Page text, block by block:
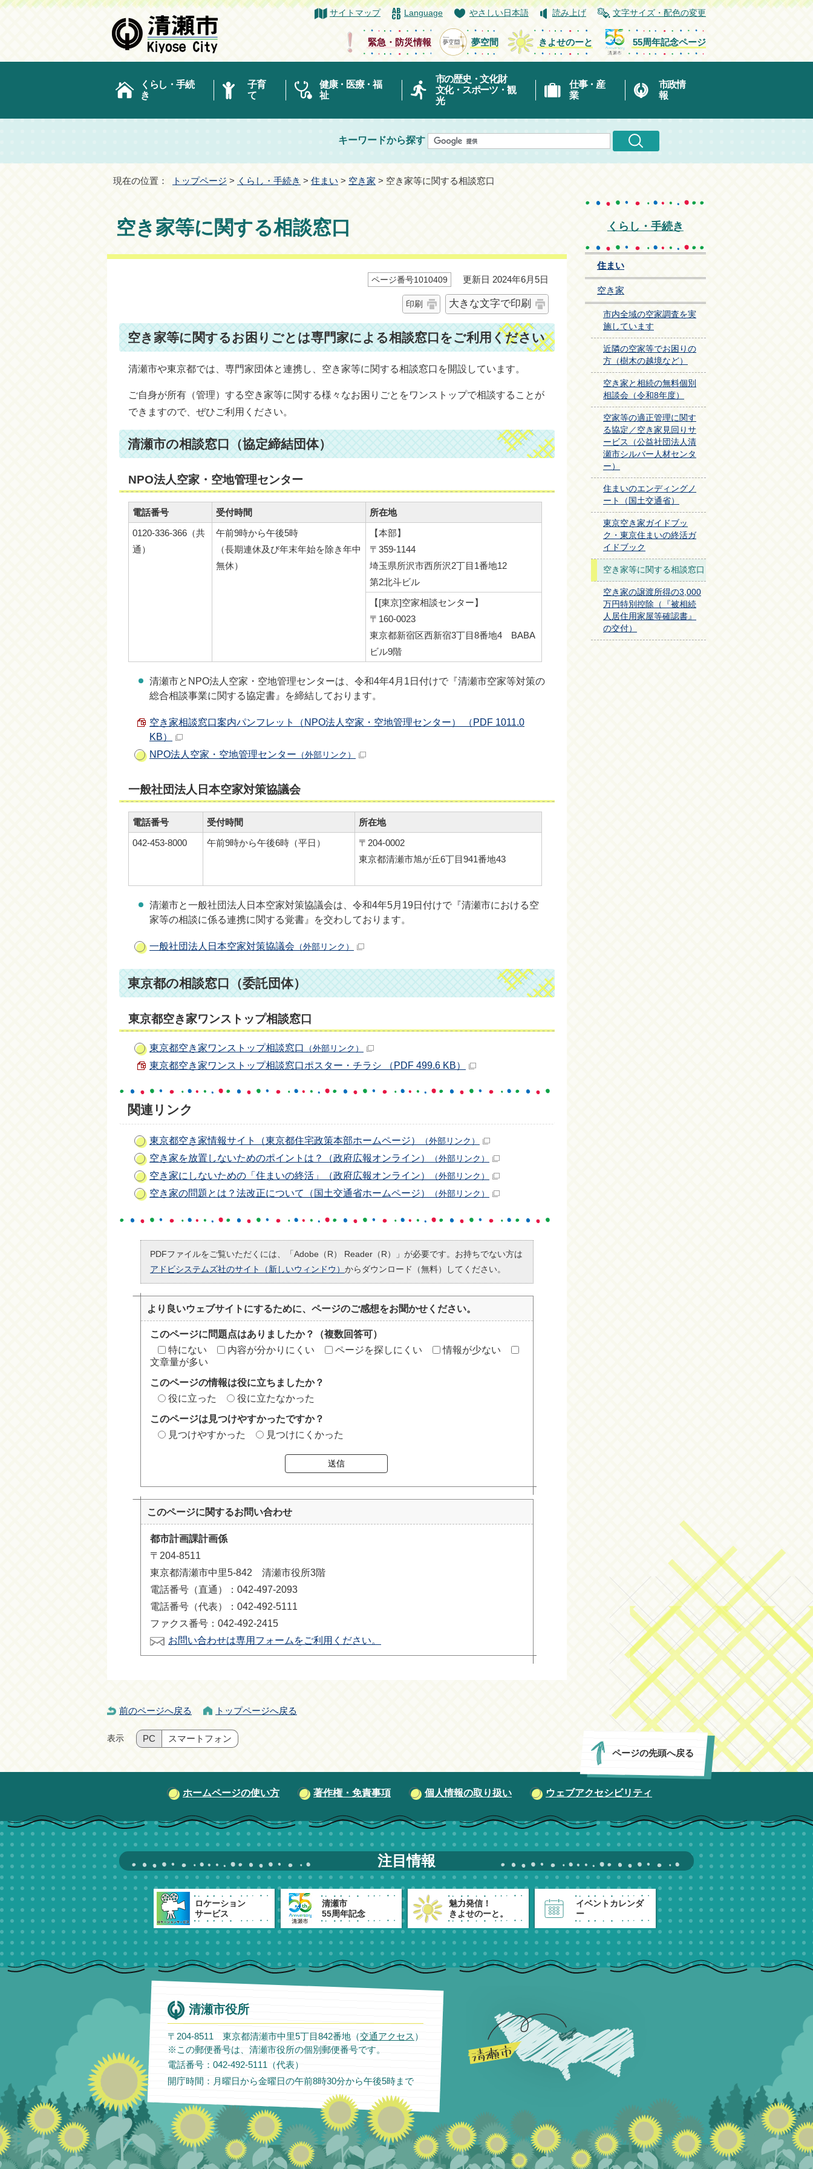
サイトマップ Language やさしい日本語 読み上げ 文字サイズ・配色の変更
緊急・防災情報 夢空間 きよせのーと 55周年記念ページ
くらし・手続
き
子育
て
健康・医療・福
祉
市の歴史・文化財
文化・スポーツ・観
光
仕事・産
業
市政情
報
キーワードから探す
現在の位置： トップページ > くらし・手続き > 住まい > 空き家 > 空き家等に関する相談窓口
空き家等に関する相談窓口
ページ番号1010409 更新日 2024年6月5日
印刷 大きな文字で印刷
空き家等に関するお困りごとは専門家による相談窓口をご利用ください
清瀬市や東京都では、専門家団体と連携し、空き家等に関する相談窓口を開設しています。
ご自身が所有（管理）する空き家等に関する様々なお困りごとをワンストップで相談することが
できますので、ぜひご利用ください。
清瀬市の相談窓口（協定締結団体）
NPO法人空家・空地管理センター
電話番号 受付時間
所在地
0120-336-366（共
通）
午前9時から午後5時
（長期連休及び年末年始を除き年中
無休）
【本部】
〒359-1144
埼玉県所沢市西所沢2丁目1番地12
第2北斗ビル
【[東京]空家相談センター】
〒160-0023
東京都新宿区西新宿3丁目8番地4 BABA
ビル9階
清瀬市とNPO法人空家・空地管理センターは、令和4年4月1日付けで『清瀬市空家等対策の
総合相談事業に関する協定書』を締結しております。
空き家相談窓口案内パンフレット（NPO法人空家・空地管理センター） （PDF 1011.0
KB）
NPO法人空家・空地管理センター （外部リンク）
一般社団法人日本空家対策協議会
電話番号 受付時間
所在地
042-453-8000
午前9時から午後6時（平日）
〒204-0002
東京都清瀬市旭が丘6丁目941番地43
清瀬市と一般社団法人日本空家対策協議会は、令和4年5月19日付けで『清瀬市における空
家等の相談に係る連携に関する覚書』を交わしております。
一般社団法人日本空家対策協議会 （外部リンク）
東京都の相談窓口（委託団体）
東京都空き家ワンストップ相談窓口
東京都空き家ワンストップ相談窓口 （外部リンク）
東京都空き家ワンストップ相談窓口ポスター・チラシ （PDF 499.6 KB）
関連リンク
東京都空き家情報サイト（東京都住宅政策本部ホームページ） （外部リンク）
空き家を放置しないためのポイントは？（政府広報オンライン） （外部リンク）
空き家にしないための「住まいの終活」（政府広報オンライン） （外部リンク）
空き家の問題とは？法改正について（国土交通省ホームページ） （外部リンク）
PDFファイルをご覧いただくには、「Adobe（R） Reader（R）」が必要です。お持ちでない方は
アドビシステムズ社のサイト（新しいウィンドウ） からダウンロード（無料）してください。
より良いウェブサイトにするために、ページのご感想をお聞かせください。
このページに問題点はありましたか？（複数回答可）
特にない
内容が分かりにくい ページを探しにくい
情報が少ない
文章量が多い
このページの情報は役に立ちましたか？
役に立った
役に立たなかった
このページは見つけやすかったですか？
見つけやすかった
見つけにくかった
送信
このページに関するお問い合わせ
都市計画課計画係
〒204-8511
東京都清瀬市中里5-842 清瀬市役所3階
電話番号（直通）：042-497-2093
電話番号（代表）：042-492-5111
ファクス番号：042-492-2415
お問い合わせは専用フォームをご利用ください。
くらし・手続き
住まい
空き家
市内全域の空家調査を実
施しています
近隣の空家等でお困りの
方（樹木の越境など）
空き家と相続の無料個別
相談会（令和8年度）
空家等の適正管理に関す
る協定／空き家見回りサ
ービス（公益社団法人清
瀬市シルバー人材センタ
ー）
住まいのエンディングノ
ート（国土交通省）
東京空き家ガイドブッ
ク・東京住まいの終活ガ
イドブック
空き家等に関する相談窓口
空き家の譲渡所得の3,000
万円特別控除（『被相続
人居住用家屋等確認書』
の交付）
ページの先頭へ戻る
前のページへ戻る トップページへ戻る
表示 PC スマートフォン
ホームページの使い方 著作権・免責事項 個人情報の取り扱い ウェブアクセシビリティ
注目情報
ロケーション
サービス
清瀬市
55周年記念
魅力発信！
きよせのーと。
イベントカレンダ
ー
清瀬市役所
〒204-8511 東京都清瀬市中里5丁目842番地（交通アクセス ）
※この郵便番号は、清瀬市役所の個別郵便番号です。
電話番号：042-492-5111（代表）
開庁時間：月曜日から金曜日の午前8時30分から午後5時まで